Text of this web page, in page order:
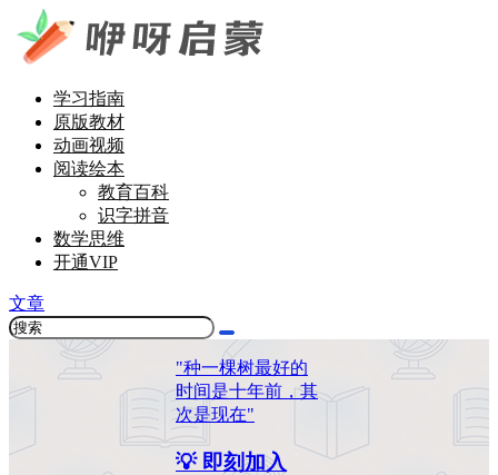
学习指南
原版教材
动画视频
阅读绘本
教育百科
识字拼音
数学思维
开通VIP
文章
"种一棵树最好的
时间是十年前，其
次是现在"
💡 即刻加入